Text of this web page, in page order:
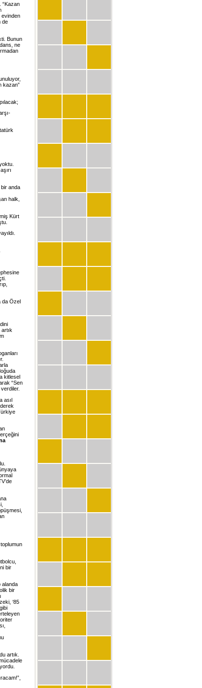
“Kazan
evinden
de
Bunun
ne
kazan”
bir anda
halk,
Kürt
da Özel
kitlesel
“Sen
asıl
bir
alanda
bir
‘85
artık.